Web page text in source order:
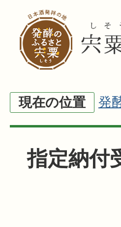
現在の位置 発
指定納付